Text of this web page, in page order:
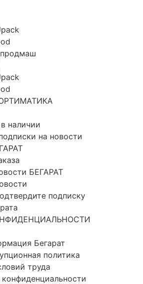
наличии
на новости
БЕГАРАТ
подписку
Бегарат
политика
труда